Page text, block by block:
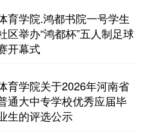
育学院.鸿都书院一号学生
区举办“鸿都杯”五人制足球
开幕式
育学院关于2026年河南省
通大中专学校优秀应届毕
生的评选公示